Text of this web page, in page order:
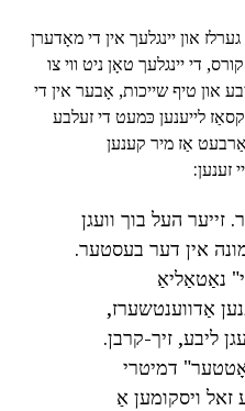
און יינגלעך אין די מאָדערן
די יינגלעך טאָן ניט ווי צו
און טיף שייכות, אָבער אין די
לייענען כּמעט די זעלבע
אַז מיר קענען
זענען:
העל בוך וועגן
אין דער בעסטער.
נאַטאַליאַ
אַדווענטשערז,
ליבע, זיך-קרבן.
דמיטרי
ויסקומען אַ